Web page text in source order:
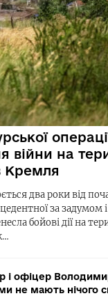
війни на
Кремля
два роки від
за задумом
бойові дії на
і офіцер
не мають нічого